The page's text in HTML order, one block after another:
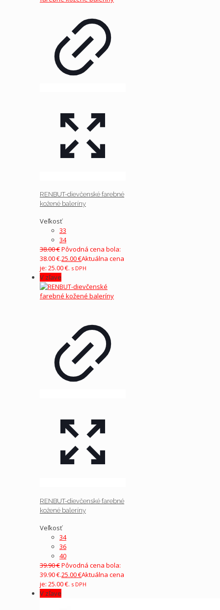
RENBUT-dievčenské farebné
kožené baleríny
Veľkosť
33
34
38.00€Pôvodná cena bola:
38.00 €.25.00€Aktuálna cena
je: 25.00 €. s DPH
V zľave
RENBUT-dievčenské farebné
kožené baleríny
Veľkosť
34
36
40
39.90€Pôvodná cena bola:
39.90 €.25.00€Aktuálna cena
je: 25.00 €. s DPH
V zľave